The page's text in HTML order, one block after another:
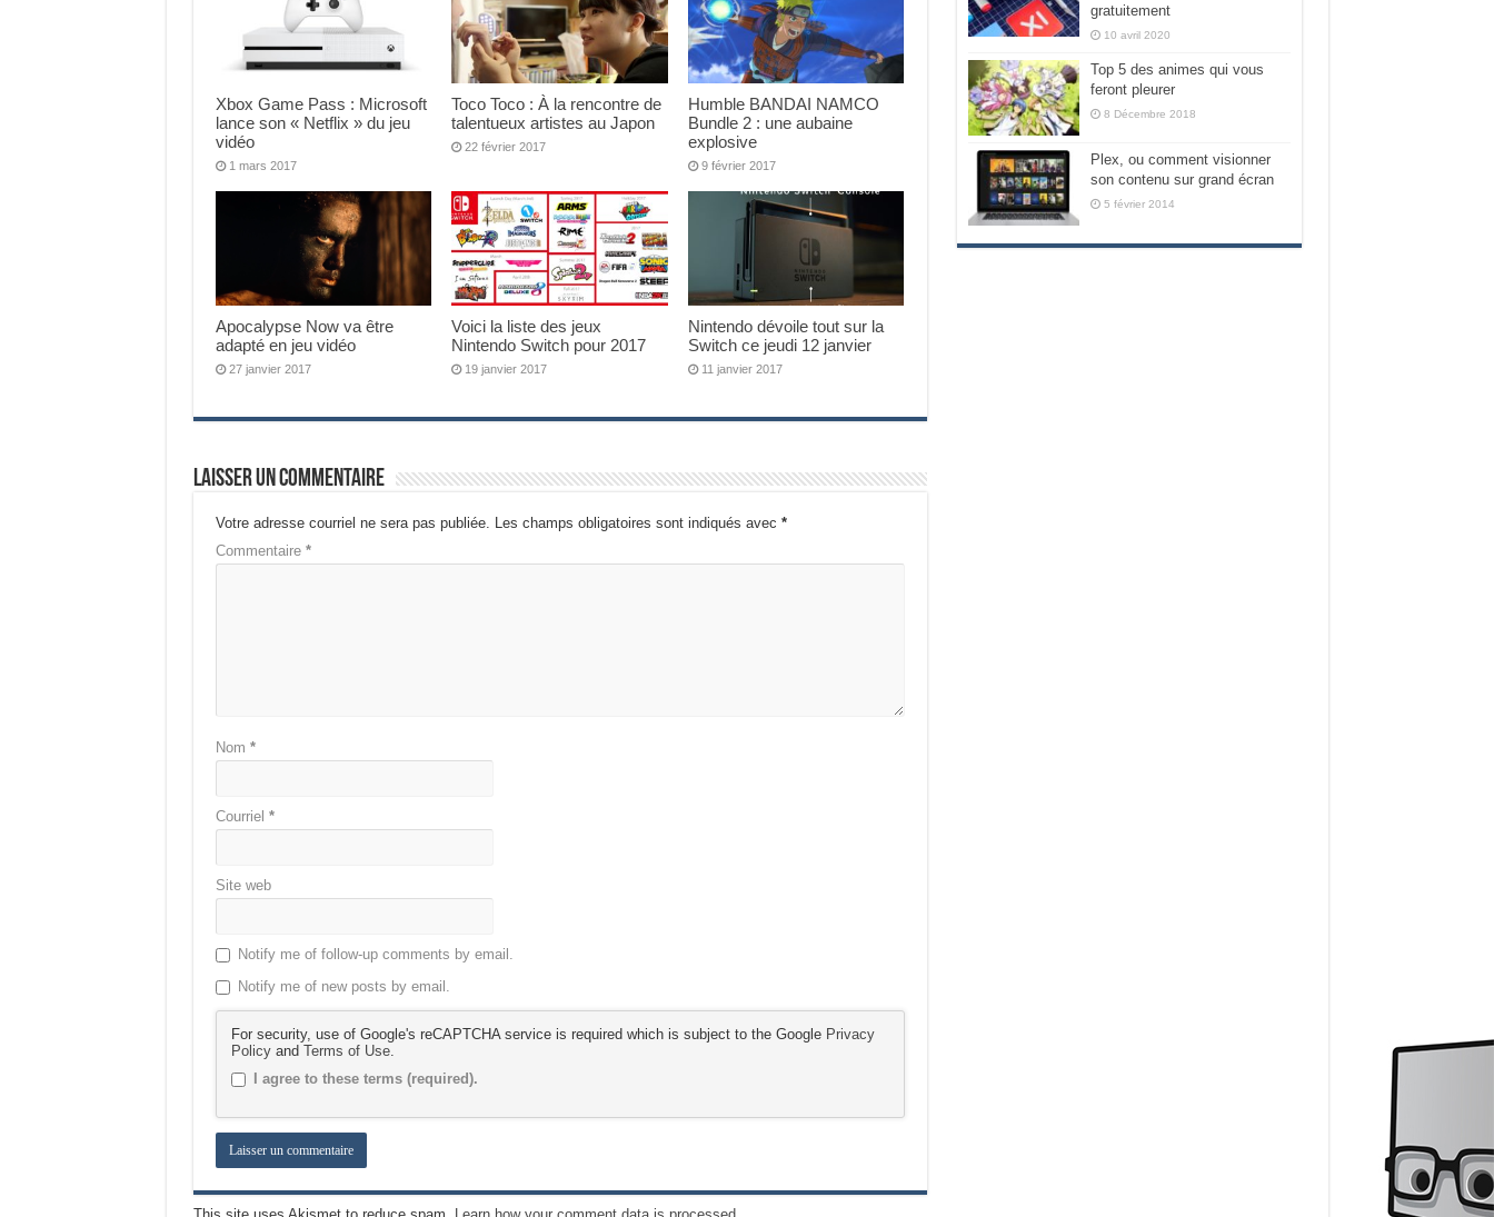
Xbox Game Pass : Microsoft
lance son « Netflix » du jeu
vidéo
1 mars 2017
Toco Toco : À la rencontre de
talentueux artistes au Japon
22 février 2017
Humble BANDAI NAMCO
Bundle 2 : une aubaine
explosive
9 février 2017
Apocalypse Now va être
adapté en jeu vidéo
27 janvier 2017
Voici la liste des jeux
Nintendo Switch pour 2017
19 janvier 2017
Nintendo dévoile tout sur la
Switch ce jeudi 12 janvier
11 janvier 2017
Laisser un commentaire
Votre adresse courriel ne sera pas publiée. Les champs obligatoires sont indiqués avec *
Commentaire *
Nom *
Courriel *
Site web
Notify me of follow-up comments by email.
Notify me of new posts by email.
For security, use of Google's reCAPTCHA service is required which is subject to the Google Privacy
Policyand Terms of Use.
I agree to these terms (required).
gratuitement
10 avril 2020
Top 5 des animes qui vous
feront pleurer
8 Décembre 2018
Plex, ou comment visionner
son contenu sur grand écran
5 février 2014